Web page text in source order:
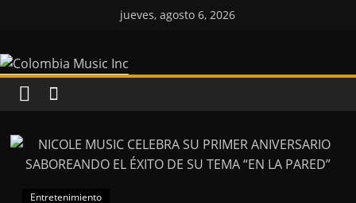
jueves, agosto 6, 2026
Colombia
Music
Inc
MusicEntretenimiento